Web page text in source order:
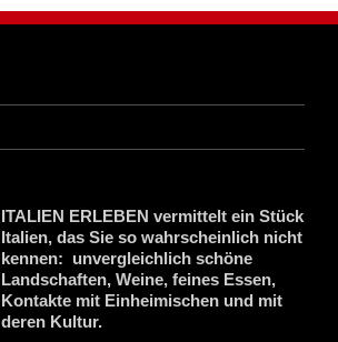
ITALIEN ERLEBEN vermittelt ein Stück
Italien, das Sie so wahrscheinlich nicht
kennen: unvergleichlich schöne
Landschaften, Weine, feines Essen,
Kontakte mit Einheimischen und mit
deren Kultur.